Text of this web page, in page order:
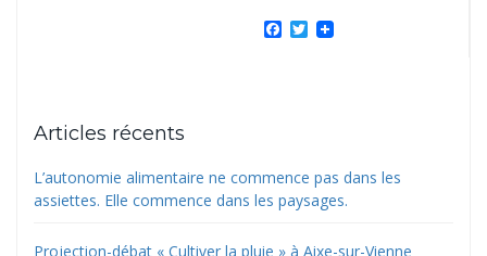
Facebook
Twitter
Articles récents
L’autonomie alimentaire ne commence pas dans les
assiettes. Elle commence dans les paysages.
Projection-débat « Cultiver la pluie » à Aixe-sur-Vienne